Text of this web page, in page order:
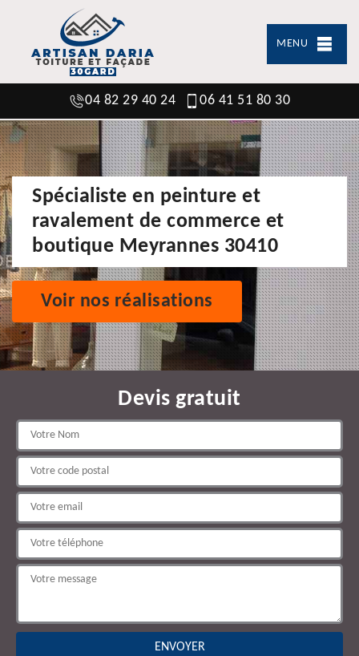
MENU
04 82 29 40 24 06 41 51 80 30
Spécialiste en peinture et
ravalement de commerce et
boutique Meyrannes 30410
Voir nos réalisations
Devis gratuit